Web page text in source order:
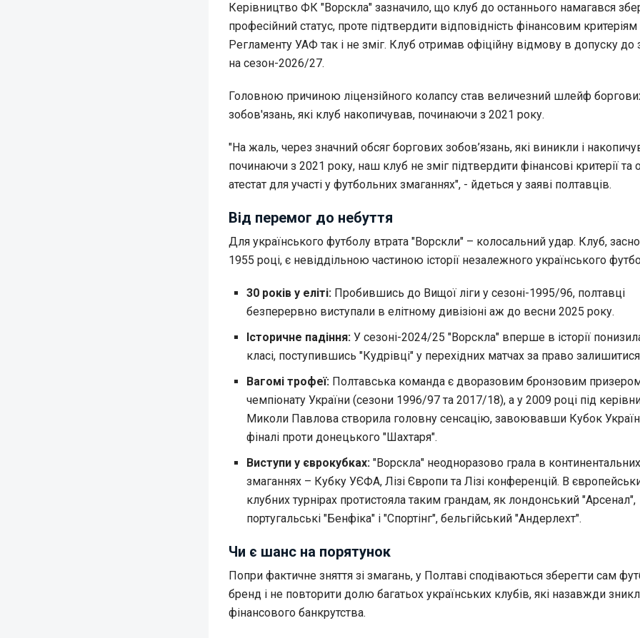
Керівництво ФК "Ворскла" зазначило, що клуб до останнього намагався
професійний статус, проте підтвердити відповідність фінансовим критеріям
Регламенту УАФ так і не зміг. Клуб отримав офіційну відмову в допуску до
на сезон-2026/27.
Головною причиною ліцензійного колапсу став величезний шлейф
зобов'язань, які клуб накопичував, починаючи з 2021 року.
"На жаль, через значний обсяг боргових зобов’язань, які виникли і
починаючи з 2021 року, наш клуб не зміг підтвердити фінансові критерії та
атестат для участі у футбольних змаганнях", - йдеться у заяві полтавців.
Від перемог до небуття
Для українського футболу втрата "Ворскли" – колосальний удар. Клуб,
1955 році, є невіддільною частиною історії незалежного українського
30 років у еліті: Пробившись до Вищої ліги у сезоні-1995/96, полтавці
безперервно виступали в елітному дивізіоні аж до весни 2025 року.
Історичне падіння: У сезоні-2024/25 "Ворскла" вперше в історії
класі, поступившись "Кудрівці" у перехідних матчах за право
Вагомі трофеї: Полтавська команда є дворазовим бронзовим
чемпіонату України (сезони 1996/97 та 2017/18), а у 2009 році під
Миколи Павлова створила головну сенсацію, завоювавши Кубок
фіналі проти донецького "Шахтаря".
Виступи у єврокубках: "Ворскла" неодноразово грала в
змаганнях – Кубку УЄФА, Лізі Європи та Лізі конференцій. В
клубних турнірах протистояла таким грандам, як лондонський "Арсенал",
португальські "Бенфіка" і "Спортінг", бельгійський "Андерлехт".
Чи є шанс на порятунок
Попри фактичне зняття зі змагань, у Полтаві сподіваються зберегти сам
бренд і не повторити долю багатьох українських клубів, які назавжди
фінансового банкрутства.